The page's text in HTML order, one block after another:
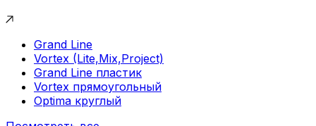
Grand Line
Vortex (Lite,Mix,Project)
Grand Line пластик
Vortex прямоугольный
Optima круглый